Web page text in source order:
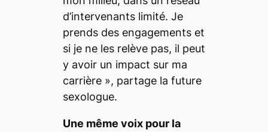
d’intervenants limité. Je
prends des engagements et
si je ne les relève pas, il peut
y avoir un impact sur ma
carrière», partage la future
sexologue.
Une même voix pour la